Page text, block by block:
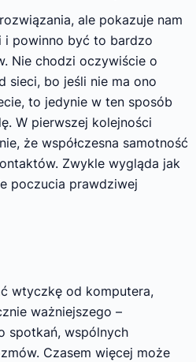
ale pokazuje nam
i powinno być to bardzo
Nie chodzi oczywiście o
sieci, bo jeśli nie ma ono
to jedynie w ten sposób
W pierwszej kolejności
że współczesna samotność
Zwykle wygląda jak
poczucia prawdziwej
wtyczkę od komputera,
ważniejszego –
spotkań, wspólnych
Czasem więcej może